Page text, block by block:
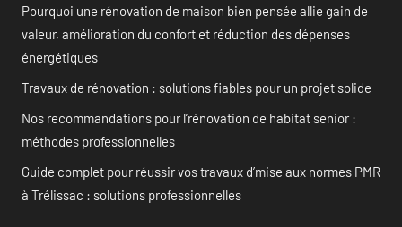
Pourquoi une rénovation de maison bien pensée allie gain de
valeur, amélioration du confort et réduction des dépenses
énergétiques
Travaux de rénovation : solutions fiables pour un projet solide
Nos recommandations pour l’rénovation de habitat senior :
méthodes professionnelles
Guide complet pour réussir vos travaux d’mise aux normes PMR
à Trélissac : solutions professionnelles